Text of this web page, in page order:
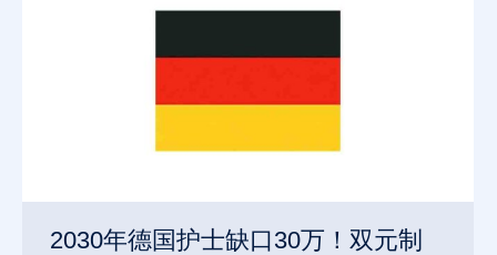
2030年德国护士缺口30万！双元制